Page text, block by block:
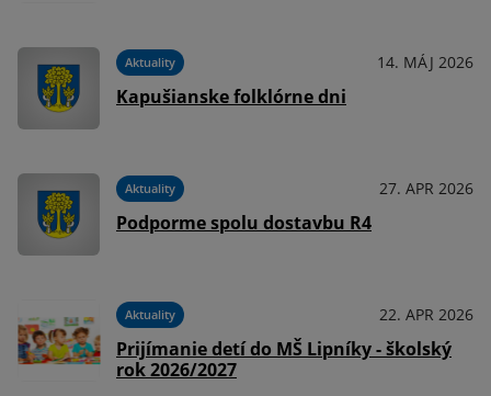
Aktuality 14. MÁJ 2026
Kapušianske folklórne dni
Aktuality 27. APR 2026
Podporme spolu dostavbu R4
Aktuality 22. APR 2026
Prijímanie detí do MŠ Lipníky - školský
rok 2026/2027